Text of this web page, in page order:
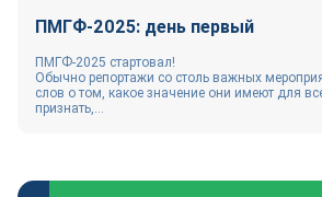
ПМГФ-2025: день первый
ПМГФ-2025 стартовал!
Обычно репортажи со столь важных
слов о том, какое значение они имеют для
признать,...